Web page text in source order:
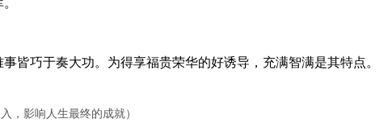
巧于奏大功。为得享福贵荣华的好诱导，充满智满是其特点。
，影响人生最终的成就）